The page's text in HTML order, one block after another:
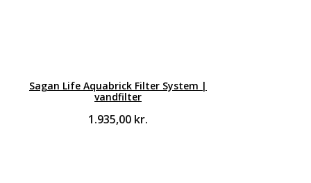
Sagan Life Aquabrick Filter System |
vandfilter
1.935,00 kr.